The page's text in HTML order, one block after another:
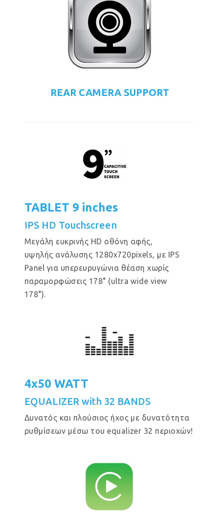
REAR CAMERA SUPPORT
TABLET 9 inches
IPS HD Touchscreen
Μεγάλη ευκρινής HD οθόνη αφής,
υψηλής ανάλυσης 1280x720pixels, με IPS
Panel για υπερευρυγώνια θέαση χωρίς
παραμορφώσεις 178° (ultra wide view
178°).
4x50 WATT
EQUALIZER with 32 BANDS
Δυνατός και πλούσιος ήχος με δυνατότητα
ρυθμίσεων μέσω του equalizer 32 περιοχών!